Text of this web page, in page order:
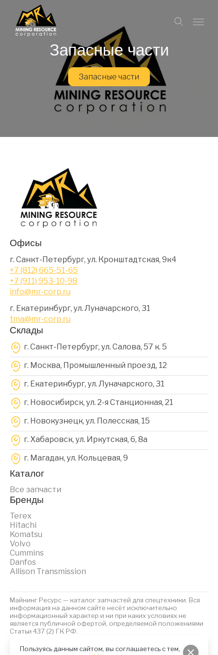
Пользуясь данным сайтом, вы соглашаетесь с тем,
Запасные части
Запасные части
Офисы
г. Санкт-Петербург, ул. Кронштадтская, 9к4
+7 (812) 665-51-65
+7 (911) 953-10-98
info@mr-corp.ru
г. Екатеринбург, ул. Луначарского, 31
tma@mr-corp.ru
Склады
г. Санкт-Петербург, ул. Салова, 57 к. 5
г. Москва, Промышленный проезд, 12
г. Екатеринбург, ул. Луначарского, 31
г. Новосибирск, ул. 2-я Станционная, 21
г. Новокузнецк, ул. Полесская, 15
г. Хабаровск, ул. Иркутская, 6, 8a
г. Магадан, ул. Кольцевая, 9
Каталог
Все запчасти
Бренды
Terex
Hitachi
Komatsu
Volvo
Cummins
Danfos
Allison Transmission
Майнинг Ресурс — каталог запчастей для спецтехники. Вся
информация на данном сайте несёт исключительно
информационный характер и ни при каких условиях не
является публичной офертой, определяемой положениями
Статьи 437 (2) ГК РФ.
Политика обработки персональных данныхФайлы Cookies